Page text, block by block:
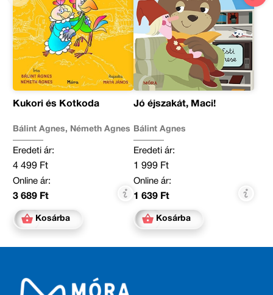
Kukori és Kotkoda
Bálint Ágnes, Németh Ágnes
Eredeti ár:
4 499 Ft
Online ár:
3 689 Ft
Kosárba
Jó éjszakát, Maci!
Bálint Ágnes
Eredeti ár:
1 999 Ft
Online ár:
1 639 Ft
Kosárba